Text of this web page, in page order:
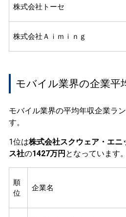
株式会社トーセ
株式会社Ａｉｍｉｎｇ
モバイル業界の企業平
モバイル業界の平均年収企業ラ
す。
1位は株式会社スクウェア・エ
ス社の1427万円 となっています。
順
位
企業名